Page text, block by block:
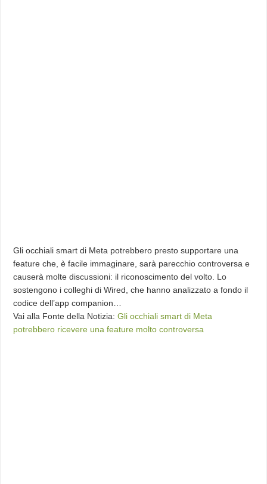
Gli occhiali smart di Meta potrebbero presto supportare una
feature che, è facile immaginare, sarà parecchio controversa e
causerà molte discussioni: il riconoscimento del volto. Lo
sostengono i colleghi di Wired, che hanno analizzato a fondo il
codice dell’app companion…
Vai alla Fonte della Notizia:Gli occhiali smart di Meta
potrebbero ricevere una feature molto controversa